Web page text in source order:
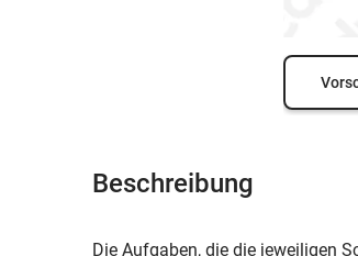
Beschreibung
Die Aufgaben, die die jeweiligen